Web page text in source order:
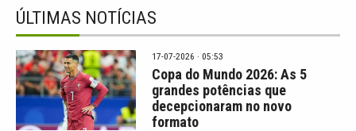
ÚLTIMAS NOTÍCIAS
17-07-2026 · 05:53
Copa do Mundo 2026: As 5
grandes potências que
decepcionaram no novo
formato